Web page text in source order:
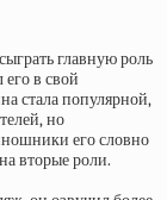
главную роль
в свой
стала популярной,
но
его словно
вторые роли.